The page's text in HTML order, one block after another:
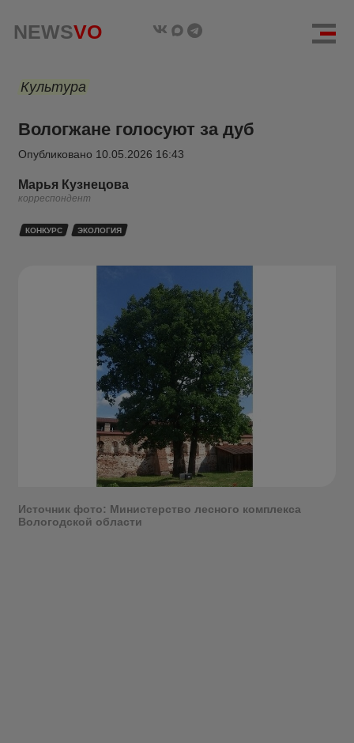
NEWSVO
Культура
Вологжане голосуют за дуб
Опубликовано 10.05.2026 16:43
Марья Кузнецова
корреспондент
КОНКУРС ЭКОЛОГИЯ
Источник фото: Министерство лесного комплекса
Вологодской области